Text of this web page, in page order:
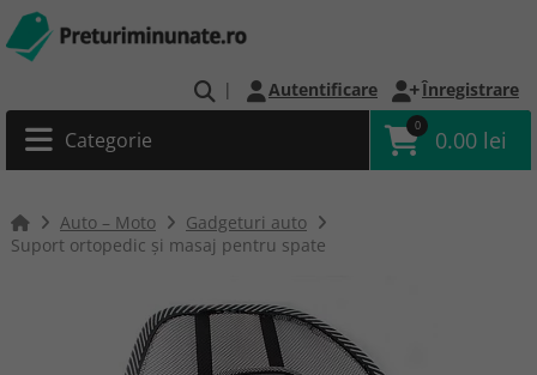
| Autentificare Înregistrare
Categorie
0
0.00 lei
Auto – Moto
Gadgeturi auto
Suport ortopedic și masaj pentru spate